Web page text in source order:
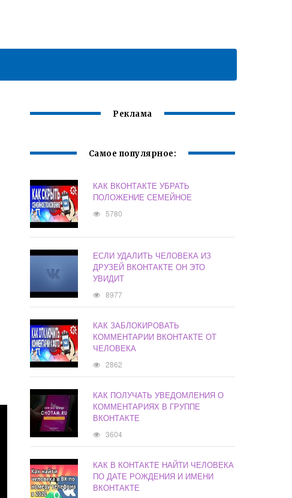
Реклама
Самое популярное:
КАК ВКОНТАКТЕ УБРАТЬ
ПОЛОЖЕНИЕ СЕМЕЙНОЕ
5780
ЕСЛИ УДАЛИТЬ ЧЕЛОВЕКА ИЗ
ДРУЗЕЙ ВКОНТАКТЕ ОН ЭТО
УВИДИТ
8977
КАК ЗАБЛОКИРОВАТЬ
КОММЕНТАРИИ ВКОНТАКТЕ ОТ
ЧЕЛОВЕКА
2862
КАК ПОЛУЧАТЬ УВЕДОМЛЕНИЯ О
КОММЕНТАРИЯХ В ГРУППЕ
ВКОНТАКТЕ
3604
КАК В КОНТАКТЕ НАЙТИ ЧЕЛОВЕКА
ПО ДАТЕ РОЖДЕНИЯ И ИМЕНИ
ВКОНТАКТЕ